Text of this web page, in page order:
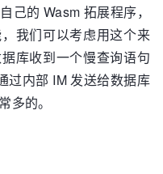
己的 Wasm 拓展程序，
我们可以考虑用这个来
库收到一个慢查询语句
过内部 IM 发送给数据库
多的。